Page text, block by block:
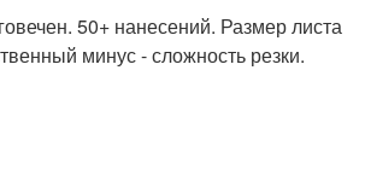
50+ нанесений. Размер листа
минус - сложность резки.